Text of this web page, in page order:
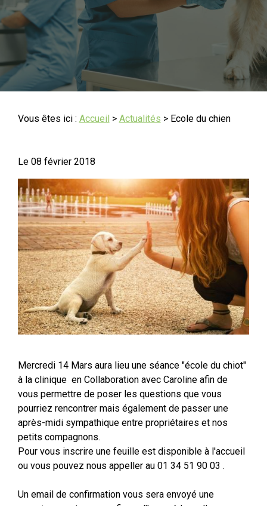
Vous êtes ici : Accueil > Actualités > Ecole du chien
Le 08 février 2018
Mercredi 14 Mars aura lieu une séance "école du chiot"
à la clinique en Collaboration avec Caroline afin de
vous permettre de poser les questions que vous
pourriez rencontrer mais également de passer une
après-midi sympathique entre propriétaires et nos
petits compagnons.
Pour vous inscrire une feuille est disponible à l'accueil
ou vous pouvez nous appeller au 01 34 51 90 03 .
Un email de confirmation vous sera envoyé une